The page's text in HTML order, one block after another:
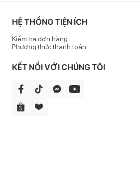
HỆ THỐNG TIỆN ÍCH
Kiểm tra đơn hàng
Phương thức thanh toán
KẾT NỐI VỚI CHÚNG TÔI